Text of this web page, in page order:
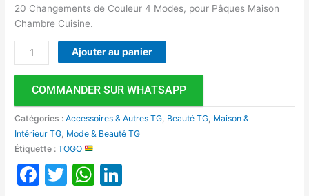
20 Changements de Couleur 4 Modes, pour Pâques Maison
Chambre Cuisine.
Ajouter au panier
COMMANDER SUR WHATSAPP
Catégories :Accessoires & Autres TG Beauté TG Maison &
Intérieur TG Mode & Beauté TG
Étiquette :TOGO
Facebook
TwitterWhatsApp